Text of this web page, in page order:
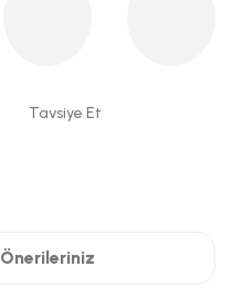
Tavsiye Et
Önerileriniz